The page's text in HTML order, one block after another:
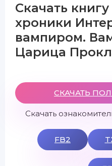
Скачать
хроники
вампиром.
Царица
СКАЧАТЬ
Скачать
FB2